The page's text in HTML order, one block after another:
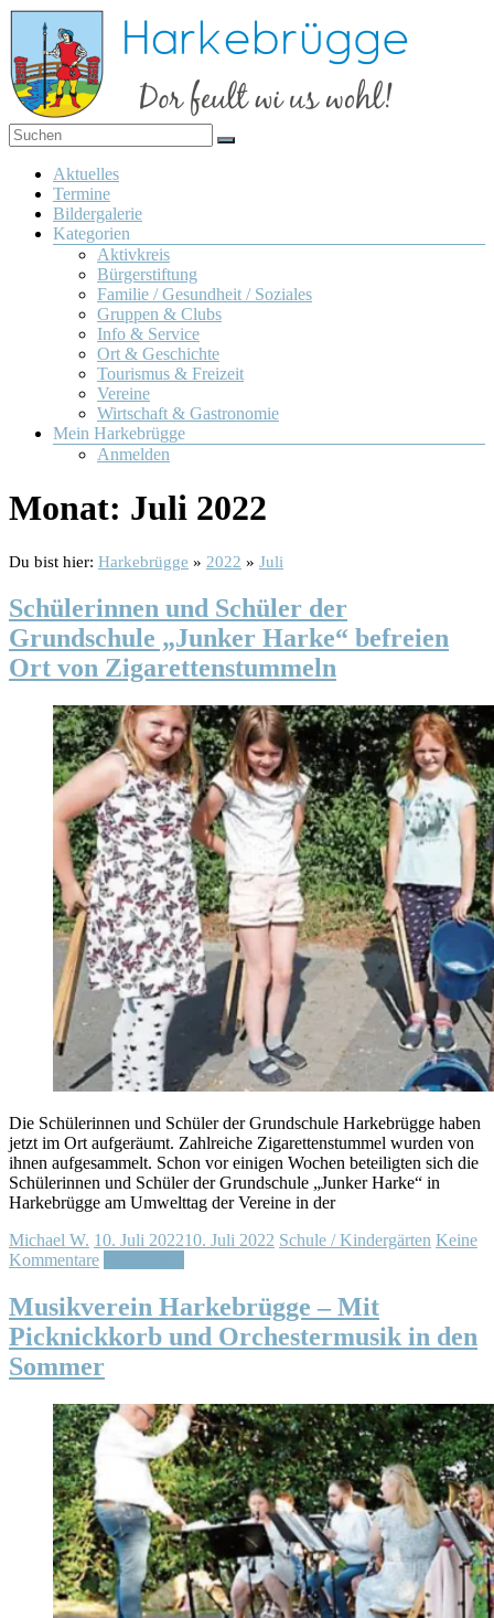
Zum
Inhalt
springen
Harkebrügge
Dor
feult
wi us
wohl!
Menü
Aktuelles
Termine
Bildergalerie
Kategorien
Aktivkreis
Bürgerstiftung
Familie / Gesundheit / Soziales
Gruppen & Clubs
Info & Service
Ort & Geschichte
Tourismus & Freizeit
Vereine
Wirtschaft & Gastronomie
Mein Harkebrügge
Anmelden
Monat: Juli 2022
Du bist hier: Harkebrügge » 2022 » Juli
Schülerinnen und Schüler der
Grundschule „Junker Harke“ befreien
Ort von Zigarettenstummeln
Die Schülerinnen und Schüler der Grundschule Harkebrügge haben
jetzt im Ort aufgeräumt. Zahlreiche Zigarettenstummel wurden von
ihnen aufgesammelt. Schon vor einigen Wochen beteiligten sich die
Schülerinnen und Schüler der Grundschule „Junker Harke“ in
Harkebrügge am Umwelttag der Vereine in der
Michael W. 10. Juli 202210. Juli 2022 Schule / Kindergärten Keine
Kommentare
Musikverein Harkebrügge – Mit
Picknickkorb und Orchestermusik in den
Sommer